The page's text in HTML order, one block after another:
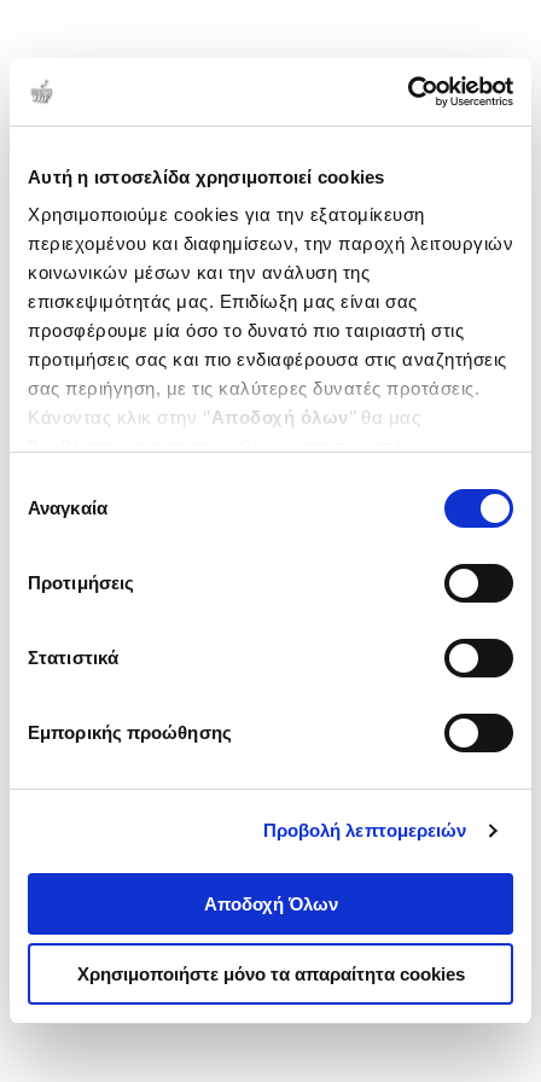
Αυτή η ιστοσελίδα χρησιμοποιεί cookies
Χρησιμοποιούμε cookies για την εξατομίκευση
περιεχομένου και διαφημίσεων, την παροχή λειτουργιών
κοινωνικών μέσων και την ανάλυση της
επισκεψιμότητάς μας. Επιδίωξη μας είναι σας
προσφέρουμε μία όσο το δυνατό πιο ταιριαστή στις
προτιμήσεις σας και πιο ενδιαφέρουσα στις αναζητήσεις
σας περιήγηση, με τις καλύτερες δυνατές προτάσεις.
Κάνοντας κλικ στην ‘’Αποδοχή όλων’’ θα μας
ενδιαφέρουν και να επιλέξετε από τα παρακάτω με την
΄΄και να ενημερωθείτε σχετικά με
συγκατάθεσης
Αναγκαία
Προτιμήσεις
Στατιστικά
Εμπορικής προώθησης
Προβολή λεπτομερειών
Αποδοχή Όλων
Χρησιμοποιήστε μόνο τα απαραίτητα cookies